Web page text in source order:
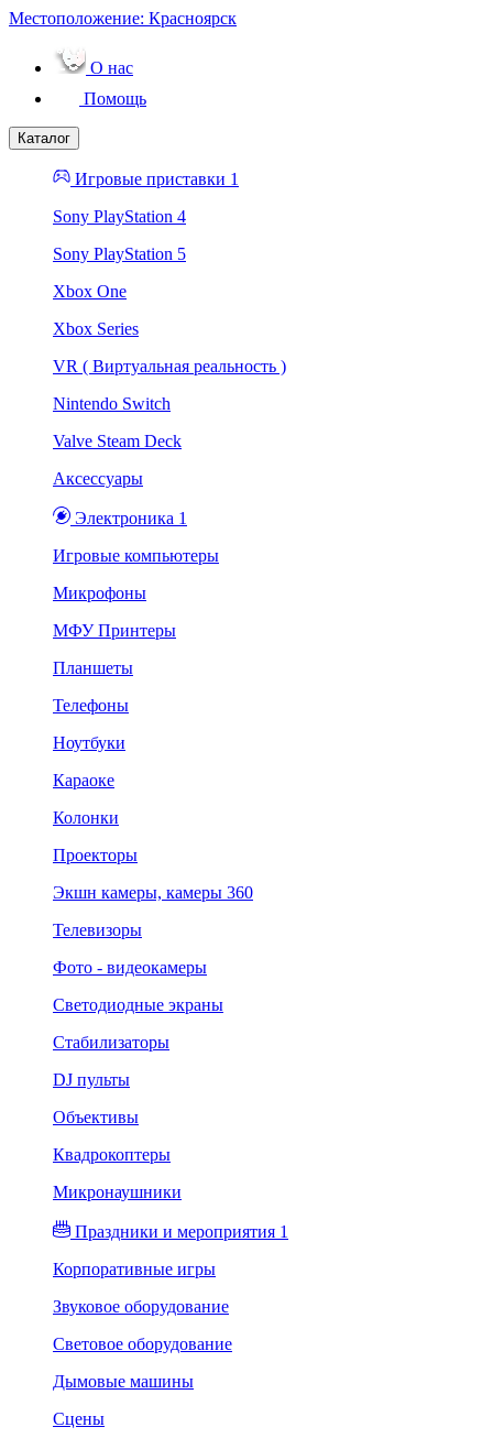
Местоположение: Красноярск
О нас
Помощь
Каталог
Игровые приставки 1
Sony PlayStation 4
Sony PlayStation 5
Xbox One
Xbox Series
VR ( Виртуальная реальность )
Nintendo Switch
Valve Steam Deck
Аксессуары
Электроника 1
Игровые компьютеры
Микрофоны
МФУ Принтеры
Планшеты
Телефоны
Ноутбуки
Караоке
Колонки
Проекторы
Экшн камеры, камеры 360
Телевизоры
Фото - видеокамеры
Светодиодные экраны
Стабилизаторы
DJ пульты
Объективы
Квадрокоптеры
Микронаушники
Праздники и мероприятия 1
Корпоративные игры
Звуковое оборудование
Световое оборудование
Дымовые машины
Сцены